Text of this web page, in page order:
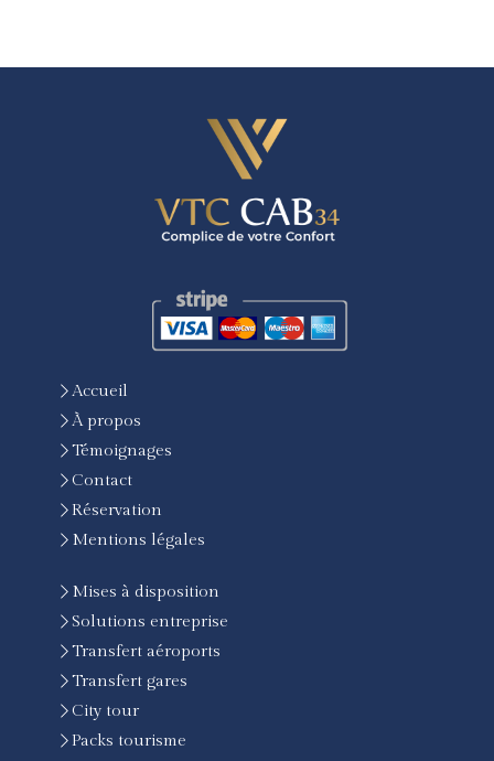
Accueil
À propos
Témoignages
Contact
Réservation
Mentions légales
Mises à disposition
Solutions entreprise
Transfert aéroports
Transfert gares
City tour
Packs tourisme